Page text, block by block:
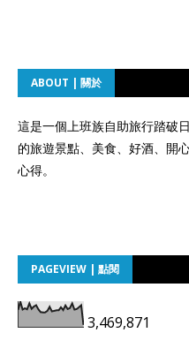
ABOUT | 關於
這是一個上班族自助旅行踏破
的旅遊景點、美食、好酒、開
心得。
PAGEVIEW | 點閱
3,469,871